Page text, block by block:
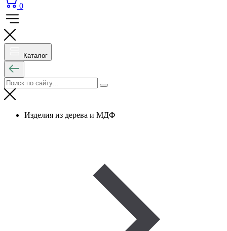
0
Каталог
Изделия из дерева и МДФ